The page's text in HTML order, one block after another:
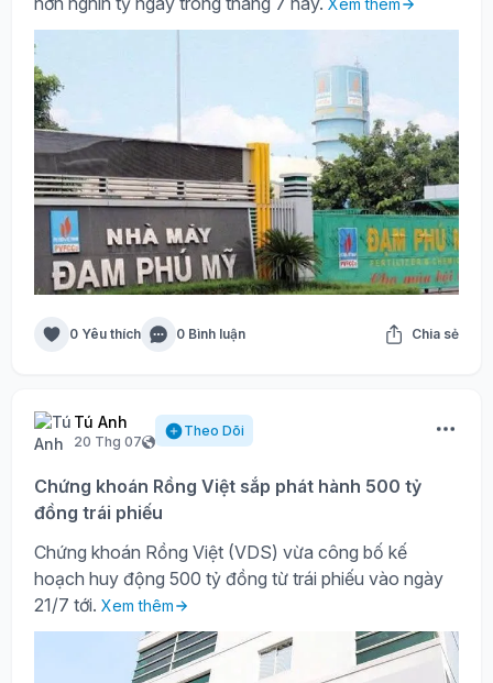
Xem thêm
0 Yêu thích 0 Bình luận Chia sẻ
Tú Anh
20 Thg 07
Theo Dõi
Chứng khoán Rồng Việt sắp phát hành 500 tỷ
đồng trái phiếu
Chứng khoán Rồng Việt (VDS) vừa công bố kế
hoạch huy động 500 tỷ đồng từ trái phiếu vào ngày
21/7 tới. Xem thêm